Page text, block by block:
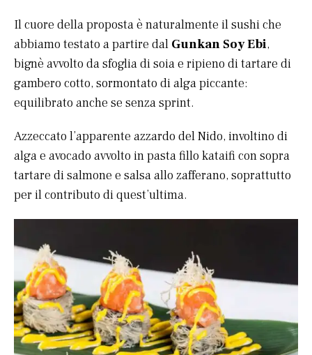
Il cuore della proposta è naturalmente il sushi che
abbiamo testato a partire dal Gunkan Soy Ebi,
bignè avvolto da sfoglia di soia e ripieno di tartare di
gambero cotto, sormontato di alga piccante:
equilibrato anche se senza sprint.
Azzeccato l’apparente azzardo del Nido, involtino di
alga e avocado avvolto in pasta fillo kataifi con sopra
tartare di salmone e salsa allo zafferano, soprattutto
per il contributo di quest’ultima.